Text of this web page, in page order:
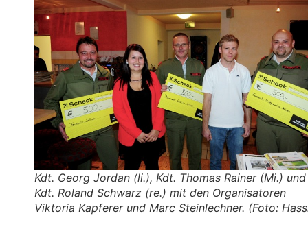
Kdt. Georg Jordan (li.), Kdt. Thomas Rainer (Mi.) und
Kdt. Roland Schwarz (re.) mit den Organisatoren
Viktoria Kapferer und Marc Steinlechner. (Foto: